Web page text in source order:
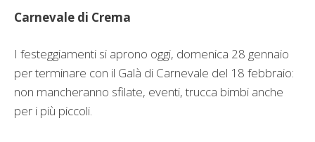
Carnevale di Crema
I festeggiamenti si aprono oggi, domenica 28 gennaio
per terminare con il Galà di Carnevale del 18 febbraio:
non mancheranno sfilate, eventi, trucca bimbi anche
per i più piccoli.